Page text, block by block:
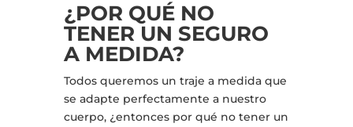
¿POR QUÉ NO
TENER UN SEGURO
A MEDIDA?
Todos queremos un traje a medida que
se adapte perfectamente a nuestro
cuerpo, ¿entonces por qué no tener un